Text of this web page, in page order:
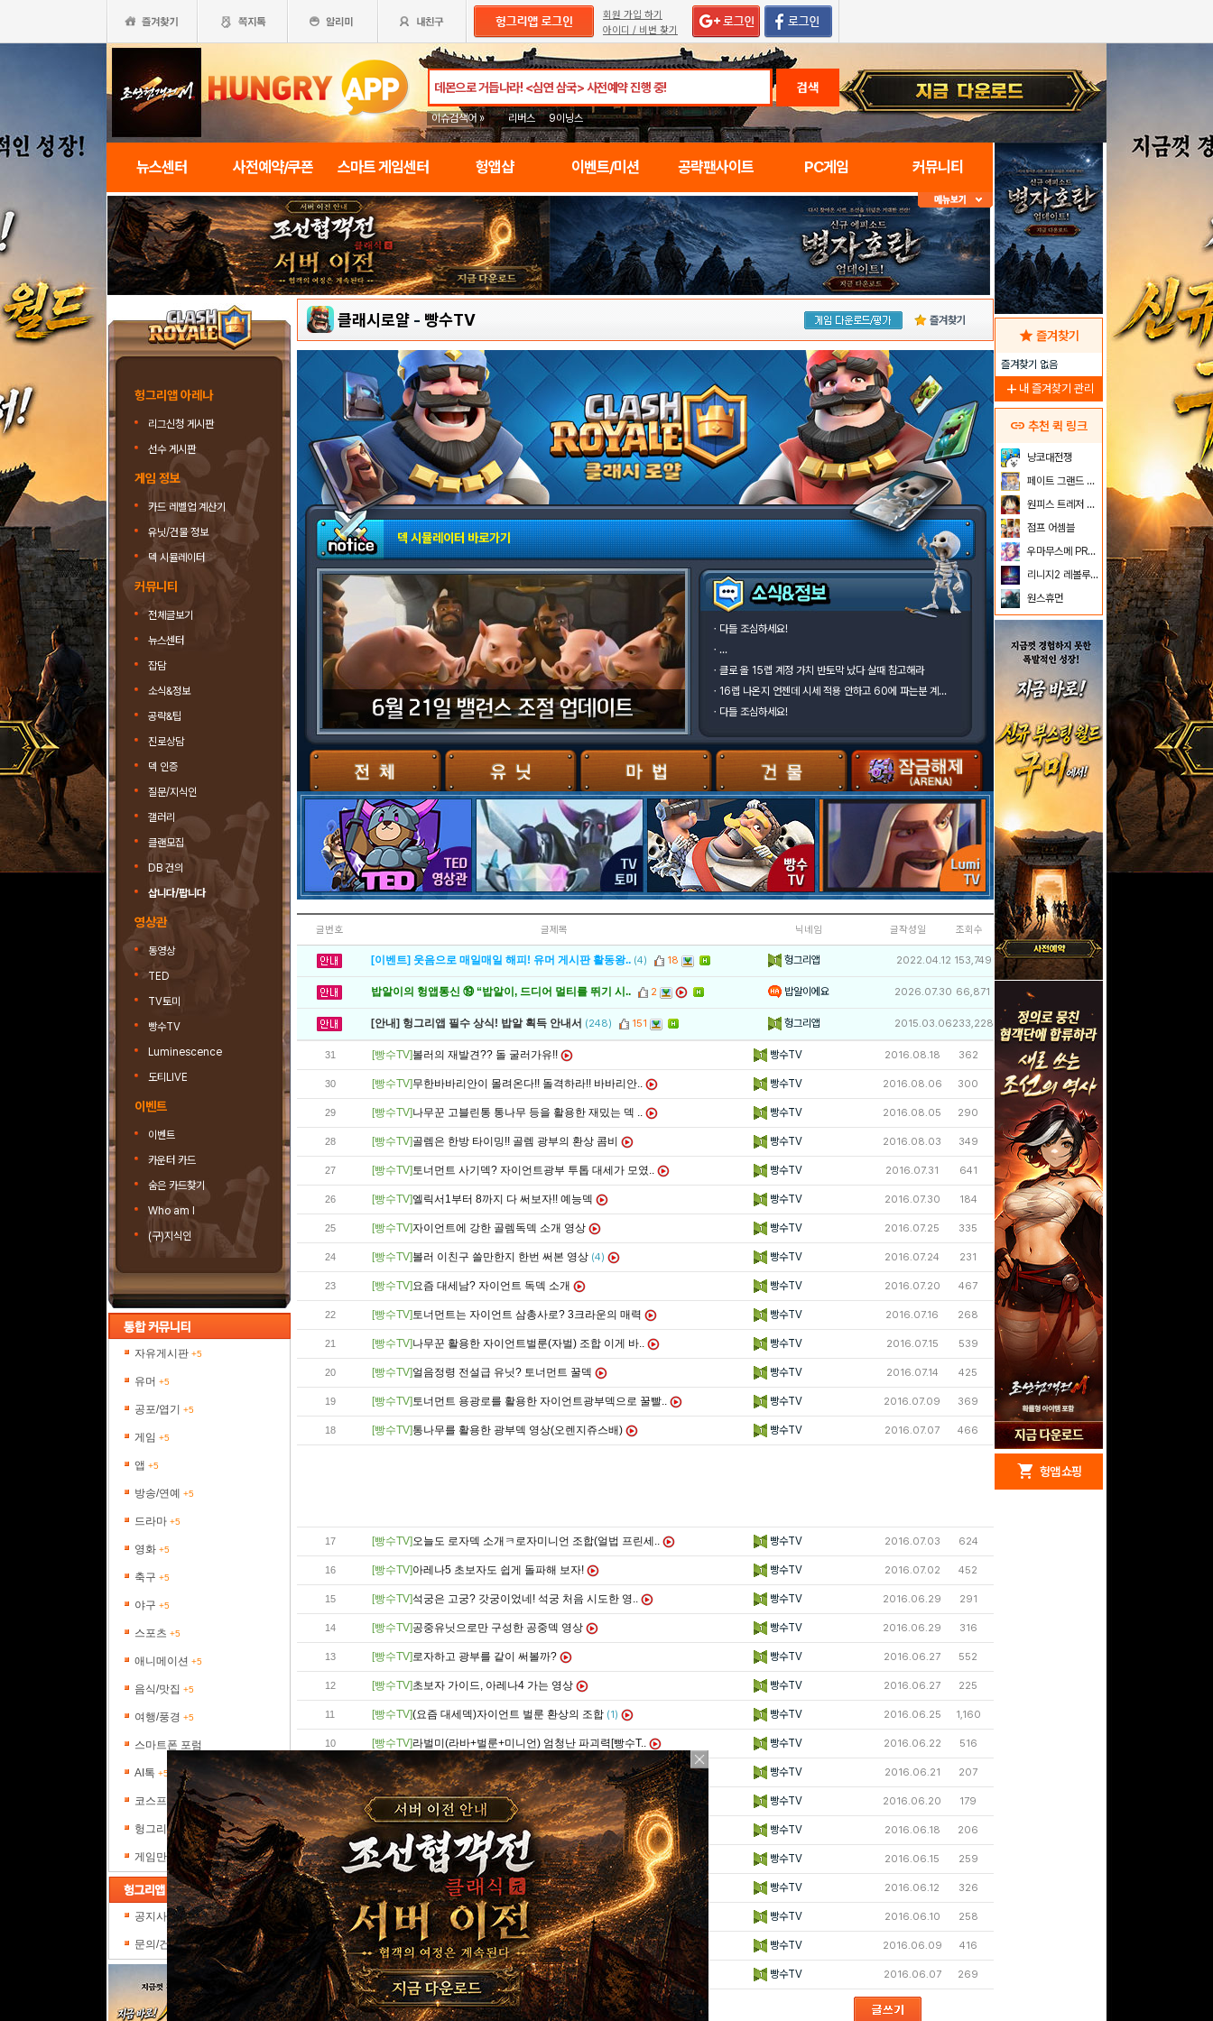
회원 가입 하기
아이디 / 비번 찾기
검색
이슈검색어 » 리버스 9이닝스
뉴스센터 사전예약/쿠폰 스마트 게임센터 헝앱샵 이벤트/미션 공략팬사이트 PC게임 커뮤니티
헝그리앱 아레나
리그신청 게시판
선수 게시판
게임 정보
카드 레벨업 계산기
유닛/건물 정보
덱 시뮬레이터
커뮤니티
전체글보기
뉴스센터
잡담
소식&정보
공략&팁
진로상담
덱 인증
질문/지식인
갤러리
클랜모집
DB 건의
삽니다/팝니다
영상관
동영상
TED
TV토미
빵수TV
Luminescence
도티LIVE
이벤트
이벤트
카운터 카드
숨은 카드찾기
Who am I
(구)지식인
자유게시판 +5
유머 +5
공포/엽기 +5
게임 +5
앱 +5
방송/연예 +5
드라마 +5
영화 +5
축구 +5
야구 +5
스포츠 +5
애니메이션 +5
음식/맛집 +5
여행/풍경 +5
스마트폰 포럼
AI톡 +5
코스프레갤러리
헝그리피플
게임만평
공지사항
문의/건의
클래시로얄 - 빵수TV 즐겨찾기
덱 시뮬레이터 바로가기
ㆍ 다들 조심하세요!
ㆍ ...
ㆍ 클로 올 15렙 계정 가치 반토막 났다 살때 참고해라
ㆍ
16렙 나온지 언젠데 시세 적용 안하고 60에 파는분 계시네ㅋㅋㅋ
ㆍ 다들 조심하세요!
글번호 글제목 닉네임 글작성일 조회수
[이벤트] 웃음으로 매일매일 해피! 유머 게시판 활동왕.. (4) 18 헝그리앱 2022.04.12 153,749
밥알이의 헝앱통신 ⑲ “밥알이, 드디어 멀티를 뛰기 시.. 2 밥알이에요 2026.07.30 66,871
[안내] 헝그리앱 필수 상식! 밥알 획득 안내서 (248) 151 헝그리앱 2015.03.06233,228
31 [빵수TV]볼러의 재발견?? 돌 굴러가유!! 빵수TV 2016.08.18 362
30 [빵수TV]무한바바리안이 몰려온다!! 돌격하라!! 바바리안.. 빵수TV 2016.08.06 300
29 [빵수TV]나무꾼 고블린통 통나무 등을 활용한 재밌는 덱 .. 빵수TV 2016.08.05 290
28 [빵수TV]골렘은 한방 타이밍!! 골렘 광부의 환상 콤비 빵수TV 2016.08.03 349
27 [빵수TV]토너먼트 사기덱? 자이언트광부 투톱 대세가 모였.. 빵수TV 2016.07.31 641
26 [빵수TV]엘릭서1부터 8까지 다 써보자!! 예능덱 빵수TV 2016.07.30 184
25 [빵수TV]자이언트에 강한 골렘독덱 소개 영상 빵수TV 2016.07.25 335
24 [빵수TV]볼러 이친구 쓸만한지 한번 써본 영상 (4) 빵수TV 2016.07.24 231
23 [빵수TV]요즘 대세남? 자이언트 독덱 소개 빵수TV 2016.07.20 467
22 [빵수TV]토너먼트는 자이언트 삼총사로? 3크라운의 매력 빵수TV 2016.07.16 268
21 [빵수TV]나무꾼 활용한 자이언트벌룬(자벌) 조합 이게 바.. 빵수TV 2016.07.15 539
20 [빵수TV]얼음정령 전설급 유닛? 토너먼트 꿀덱 빵수TV 2016.07.14 425
19 [빵수TV]토너먼트 용광로를 활용한 자이언트광부덱으로 꿀빨.. 빵수TV 2016.07.09 369
18 [빵수TV]통나무를 활용한 광부덱 영상(오렌지쥬스배) 빵수TV 2016.07.07 466
17 [빵수TV]오늘도 로자덱 소개ㅋ로자미니언 조합(얼법 프린세.. 빵수TV 2016.07.03 624
16 [빵수TV]아레나5 초보자도 쉽게 돌파해 보자! 빵수TV 2016.07.02 452
15 [빵수TV]석궁은 고궁? 갓궁이었네! 석궁 처음 시도한 영.. 빵수TV 2016.06.29 291
14 [빵수TV]공중유닛으로만 구성한 공중덱 영상 빵수TV 2016.06.29 316
13 [빵수TV]로자하고 광부를 같이 써볼까? 빵수TV 2016.06.27 552
12 [빵수TV]초보자 가이드, 아레나4 가는 영상 빵수TV 2016.06.27 225
11 [빵수TV](요즘 대세덱)자이언트 벌룬 환상의 조합 (1) 빵수TV 2016.06.25 1,160
10 [빵수TV]라벌미(라바+벌룬+미니언) 엄청난 파괴력[빵수T.. 빵수TV 2016.06.22 516
9 [빵수TV]그들이 몰려온다!진격의 로얄자이언트 우후♬ 우후.. 빵수TV 2016.06.21 207
8 [빵수TV][빵수TV]진격의 발키리누님!!다 돌려버려!!(.. 빵수TV 2016.06.20 179
7 [빵수TV] 광부야~ 삽질하러 가보자!! 광부전설만 활용한 .. 빵수TV 2016.06.18 206
6 [빵수TV] 자이언트+독마법을 활용해 보자[빵수TV] 빵수TV 2016.06.15 259
5 [빵수TV][빵수TV]반사경을 활용한 무한 자이언트, 진격.. 빵수TV 2016.06.12 326
4 [빵수TV][빵수TV]라바(돈까스)와 로자 찰떡궁합? 콜라.. 빵수TV 2016.06.10 258
3 [빵수TV][빵수TV]인페르노타워 무용지물 만들기 빵수TV 2016.06.09 416
2 [빵수TV][빵수TV] 타워하나 깨진 상태, 대포밀치기로 .. 빵수TV 2016.06.07 269
star 즐겨찾기
즐겨찾기 없음
add 내 즐겨찾기 관리
link 추천 퀵 링크
냥코대전쟁
페이트 그랜드 오더
원피스 트레저 크루즈
점프 어셈블
우마무스메 PRETTY DERBY
리니지2 레볼루션
원스휴먼
첨)
100 밥알
(추첨)
100 밥알
구글 플레이 기프트카드
5,000원 (추첨)
100 밥알
구글 플레이 기프트카드
15,000원 (추첨)
100 밥알
shopping_cart 헝앱 쇼핑